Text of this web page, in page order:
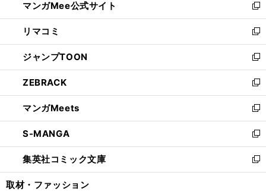
く
ド
ウ
で
開
く
ィ
ン
ド
ウ
で
開
く
い
ウ
ィ
ン
ド
ウ
で
開
く
マンガMee公式サイト
新
し
い
ウ
ィ
ン
ド
ウ
で
開
く
リマコミ
新
し
い
ウ
ィ
ン
ド
ウ
で
開
く
ジャンプTOON
新
し
い
ウ
ィ
ン
ド
ウ
で
開
ZEBRACK
新
し
い
ウ
ィ
ン
ド
ウ
マンガMeets
新
し
い
ウ
ィ
ン
S-MANGA
新
し
い
ウ
集英社コミック文庫
新
し
取材・ファッション